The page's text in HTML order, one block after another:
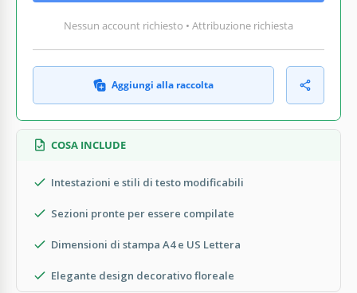
Nessun account richiesto • Attribuzione richiesta
Aggiungi alla raccolta
COSA INCLUDE
Intestazioni e stili di testo modificabili
Sezioni pronte per essere compilate
Dimensioni di stampa A4 e US Lettera
Elegante design decorativo floreale